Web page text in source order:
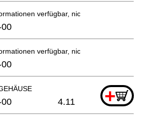
verfügbar, nicht bestellbar
verfügbar, nicht bestellbar
+
4.11